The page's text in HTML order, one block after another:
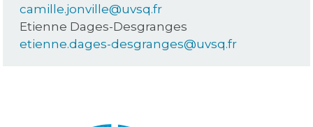
camille.jonville@uvsq.fr
Etienne Dages-Desgranges
etienne.dages-desgranges@uvsq.fr